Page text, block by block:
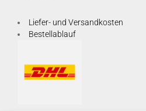
Liefer- und Versandkosten
Bestellablauf